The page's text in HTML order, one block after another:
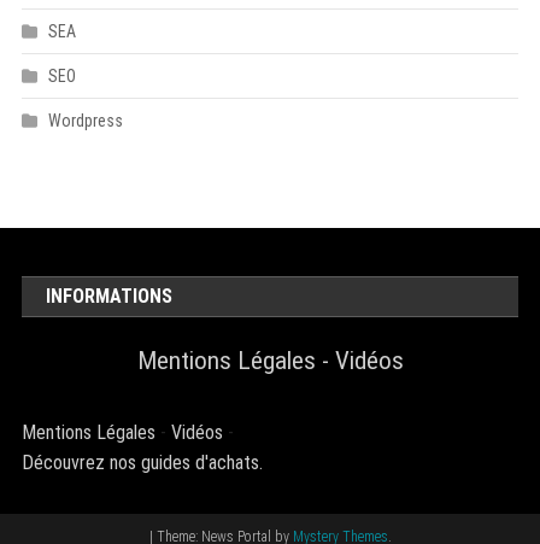
SEA
SEO
Wordpress
INFORMATIONS
Mentions Légales - Vidéos
Mentions Légales -Vidéos -
Découvrez nos guides d'achats.
| Theme: News Portal by Mystery Themes